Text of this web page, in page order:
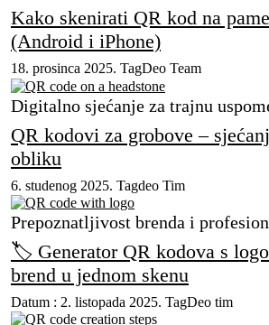
Kako skenirati QR kod na
(Android i iPhone)
18. prosinca 2025. TagDeo Team
Digitalno sjećanje za trajnu
QR kodovi za grobove –
obliku
6. studenog 2025. Tagdeo Tim
Prepoznatljivost brenda i
🏷️ Generator QR kodova s
brend u jednom skenu
Datum : 2. listopada 2025. TagDeo tim